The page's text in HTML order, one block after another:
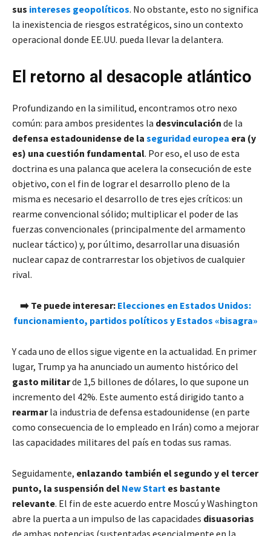
sus intereses geopolíticos. No obstante, esto no significa
la inexistencia de riesgos estratégicos, sino un contexto
operacional donde EE.UU. pueda llevar la delantera.
El retorno al desacople atlántico
Profundizando en la similitud, encontramos otro nexo
común: para ambos presidentes la desvinculación de la
defensa estadounidense de la seguridad europea era (y
es) una cuestión fundamental. Por eso, el uso de esta
doctrina es una palanca que acelera la consecución de este
objetivo, con el fin de lograr el desarrollo pleno de la
misma es necesario el desarrollo de tres ejes críticos: un
rearme convencional sólido; multiplicar el poder de las
fuerzas convencionales (principalmente del armamento
nuclear táctico) y, por último, desarrollar una disuasión
nuclear capaz de contrarrestar los objetivos de cualquier
rival.
➡️ Te puede interesar: Elecciones en Estados Unidos:
funcionamiento, partidos políticos y Estados «bisagra»
Y cada uno de ellos sigue vigente en la actualidad. En primer
lugar, Trump ya ha anunciado un aumento histórico del
gasto militarde 1,5 billones de dólares, lo que supone un
incremento del 42%. Este aumento está dirigido tanto a
rearmarla industria de defensa estadounidense (en parte
como consecuencia de lo empleado en Irán) como a mejorar
las capacidades militares del país en todas sus ramas.
Seguidamente, enlazando también el segundo y el tercer
punto, la suspensión del New Start es bastante
relevante. El fin de este acuerdo entre Moscú y Washington
abre la puerta a un impulso de las capacidades disuasorias